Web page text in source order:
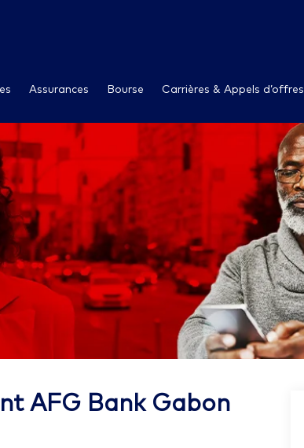
Assurances Bourse Carrières & Appels d’offres
AFG Bank Gabon